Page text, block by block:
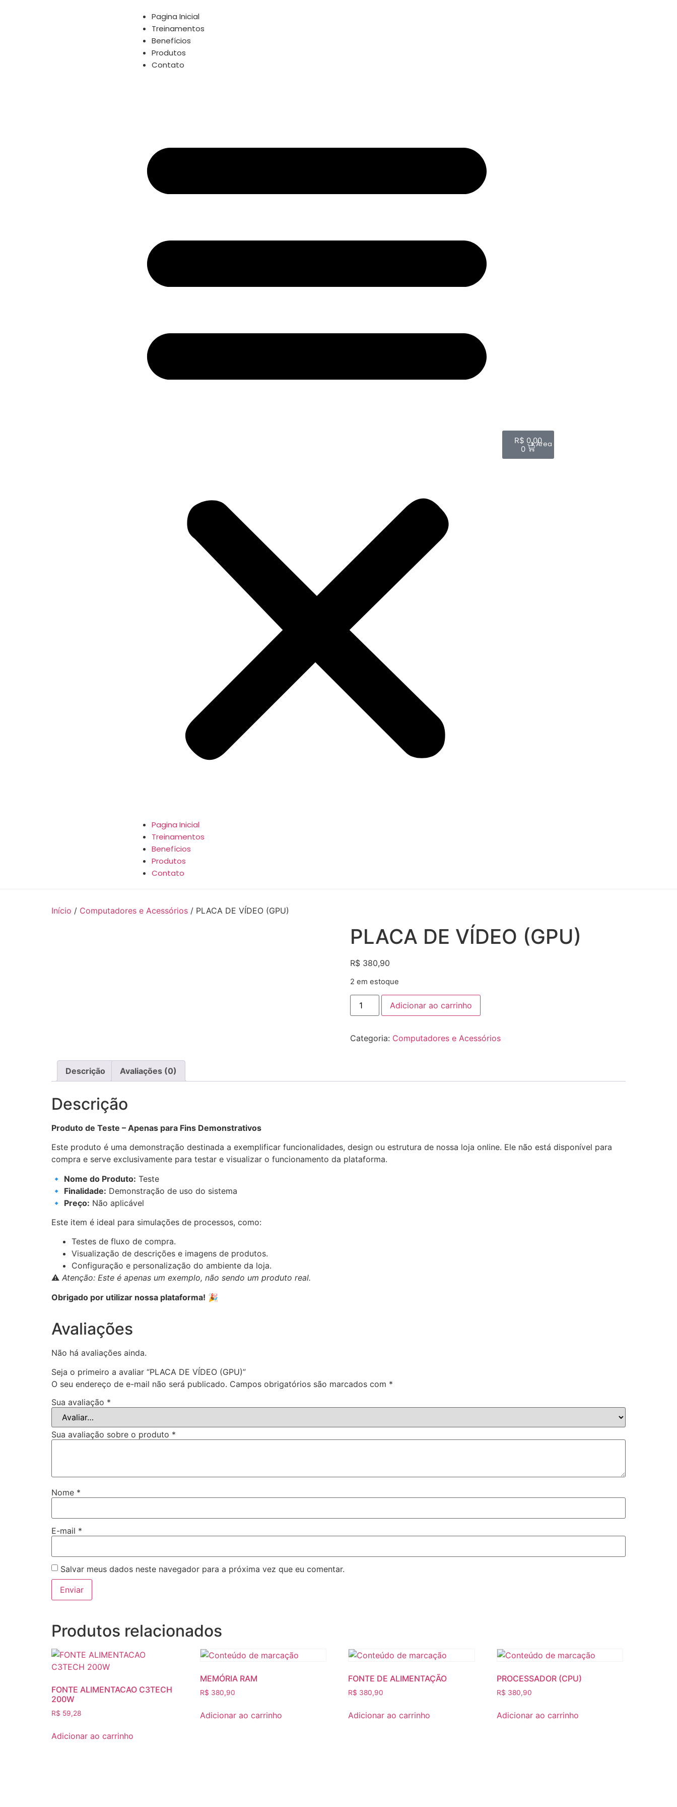
Pagina Inicial
Treinamentos
Benefícios
Produtos
Contato
Pagina Inicial
Treinamentos
Benefícios
Produtos
Contato
R$ 0,00
0
Área do Cliente
Início / Computadores e Acessórios / PLACA DE VÍDEO (GPU)
PLACA DE VÍDEO (GPU)
R$380,90
2 em estoque
Adicionar ao carrinho
Categoria: Computadores e Acessórios
Descrição Avaliações (0)
Descrição
Produto de Teste – Apenas para Fins Demonstrativos
Este produto é uma demonstração destinada a exemplificar funcionalidades, design ou estrutura de nossa loja online. Ele não está disponível para
compra e serve exclusivamente para testar e visualizar o funcionamento da plataforma.
🔹 Nome do Produto: Teste
🔹 Finalidade: Demonstração de uso do sistema
🔹 Preço: Não aplicável
Este item é ideal para simulações de processos, como:
Testes de fluxo de compra.
Visualização de descrições e imagens de produtos.
Configuração e personalização do ambiente da loja.
⚠️ Atenção: Este é apenas um exemplo, não sendo um produto real.
Obrigado por utilizar nossa plataforma! 🎉
Avaliações
Não há avaliações ainda.
Seja o primeiro a avaliar “PLACA DE VÍDEO (GPU)”
O seu endereço de e-mail não será publicado. Campos obrigatórios são marcados com *
Sua avaliação *
Sua avaliação sobre o produto *
Nome *
E-mail *
Salvar meus dados neste navegador para a próxima vez que eu comentar.
Produtos relacionados
FONTE ALIMENTACAO C3TECH
200W
R$ 59,28
Adicionar ao carrinho
MEMÓRIA RAM
R$ 380,90
Adicionar ao carrinho
FONTE DE ALIMENTAÇÃO
R$ 380,90
Adicionar ao carrinho
PROCESSADOR (CPU)
R$ 380,90
Adicionar ao carrinho